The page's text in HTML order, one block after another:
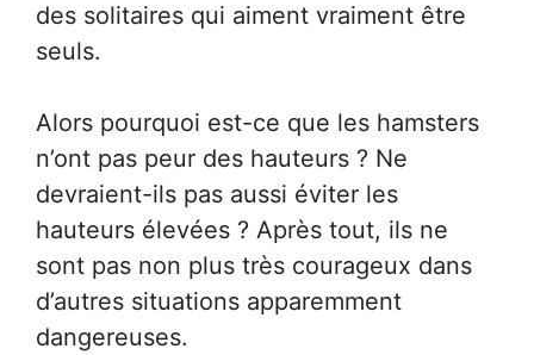
des solitaires qui aiment vraiment être
seuls.
Alors pourquoi est-ce que les hamsters
n’ont pas peur des hauteurs ? Ne
devraient-ils pas aussi éviter les
hauteurs élevées ? Après tout, ils ne
sont pas non plus très courageux dans
d’autres situations apparemment
dangereuses.